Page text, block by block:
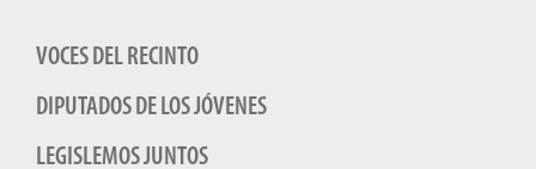
VOCES DEL RECINTO
DIPUTADOS DE LOS JÓVENES
LEGISLEMOS JUNTOS